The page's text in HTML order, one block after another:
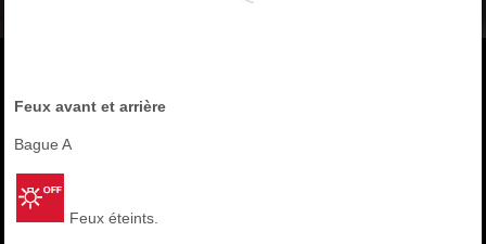
Feux avant et arrière
Bague A
Feux éteints.